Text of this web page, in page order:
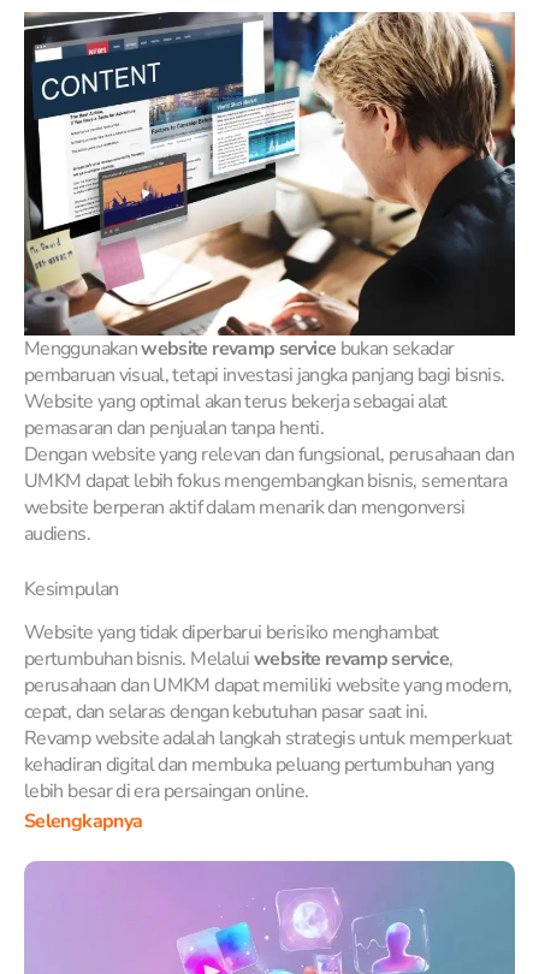
Menggunakanwebsite revamp service bukan sekadar
pembaruan visual, tetapi investasi jangka panjang bagi bisnis.
Website yang optimal akan terus bekerja sebagai alat
pemasaran dan penjualan tanpa henti.
Dengan website yang relevan dan fungsional, perusahaan dan
UMKM dapat lebih fokus mengembangkan bisnis, sementara
website berperan aktif dalam menarik dan mengonversi
audiens.
Kesimpulan
Website yang tidak diperbarui berisiko menghambat
pertumbuhan bisnis. Melaluiwebsite revamp service,
perusahaan dan UMKM dapat memiliki website yang modern,
cepat, dan selaras dengan kebutuhan pasar saat ini.
Revamp website adalah langkah strategis untuk memperkuat
kehadiran digital dan membuka peluang pertumbuhan yang
lebih besar di era persaingan online.
Selengkapnya